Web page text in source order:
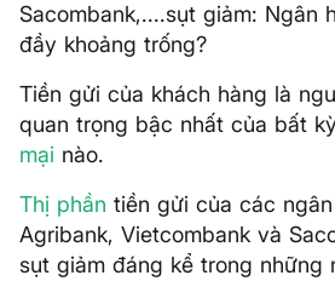
Sacombank,....sụt giảm: Ngân
đầy khoảng trống?
Tiền gửi của khách hàng là
quan trọng bậc nhất của bất kỳ
mại nào.
Thị phần tiền gửi của các
Agribank, Vietcombank và
sụt giảm đáng kể trong những